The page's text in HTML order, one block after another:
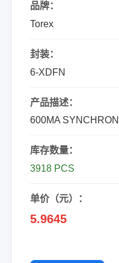
品牌：
Torex
封装：
6-XDFN
产品描述：
600MA
库存数量：
3918 PCS
单价（元）：
5.9645